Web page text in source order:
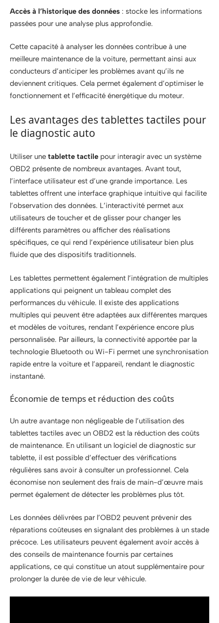
Accès à l’historique des données : stocke les informations
passées pour une analyse plus approfondie.
Cette capacité à analyser les données contribue à une
meilleure maintenance de la voiture, permettant ainsi aux
conducteurs d’anticiper les problèmes avant qu’ils ne
deviennent critiques. Cela permet également d’optimiser le
fonctionnement et l’efficacité énergétique du moteur.
Les avantages des tablettes tactiles pour
le diagnostic auto
Utiliser une tablette tactile pour interagir avec un système
OBD2 présente de nombreux avantages. Avant tout,
l’interface utilisateur est d’une grande importance. Les
tablettes offrent une interface graphique intuitive qui facilite
l’observation des données. L’interactivité permet aux
utilisateurs de toucher et de glisser pour changer les
différents paramètres ou afficher des réalisations
spécifiques, ce qui rend l’expérience utilisateur bien plus
fluide que des dispositifs traditionnels.
Les tablettes permettent également l’intégration de multiples
applications qui peignent un tableau complet des
performances du véhicule. Il existe des applications
multiples qui peuvent être adaptées aux différentes marques
et modèles de voitures, rendant l’expérience encore plus
personnalisée. Par ailleurs, la connectivité apportée par la
technologie Bluetooth ou Wi-Fi permet une synchronisation
rapide entre la voiture et l’appareil, rendant le diagnostic
instantané.
Économie de temps et réduction des coûts
Un autre avantage non négligeable de l’utilisation des
tablettes tactiles avec un OBD2 est la réduction des coûts
de maintenance. En utilisant un logiciel de diagnostic sur
tablette, il est possible d’effectuer des vérifications
régulières sans avoir à consulter un professionnel. Cela
économise non seulement des frais de main-d’œuvre mais
permet également de détecter les problèmes plus tôt.
Les données délivrées par l’OBD2 peuvent prévenir des
réparations coûteuses en signalant des problèmes à un stade
précoce. Les utilisateurs peuvent également avoir accès à
des conseils de maintenance fournis par certaines
applications, ce qui constitue un atout supplémentaire pour
prolonger la durée de vie de leur véhicule.